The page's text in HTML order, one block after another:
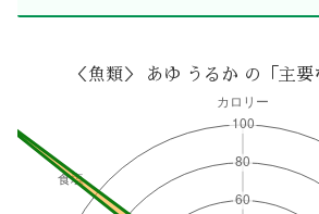
＜魚類＞ あゆ うるか の「主要